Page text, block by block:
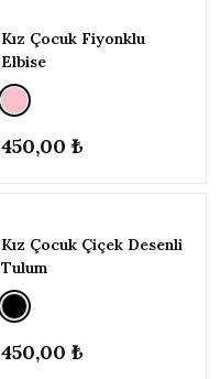
Kız Çocuk Fiyonklu
Elbise
450,00 ₺
Kız Çocuk Çiçek Desenli
Tulum
450,00 ₺